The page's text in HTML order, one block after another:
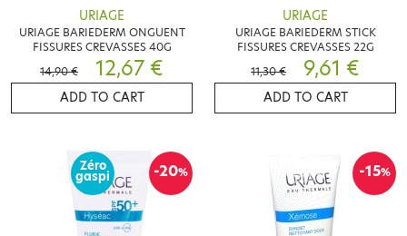
URIAGE
URIAGE BARIEDERM ONGUENT
FISSURES CREVASSES 40G
14,90 €
12,67 €
ADD TO CART
URIAGE
URIAGE BARIEDERM STICK
FISSURES CREVASSES 22G
11,30 €
9,61 €
ADD TO CART
-20%
Zéro
gaspi -15%